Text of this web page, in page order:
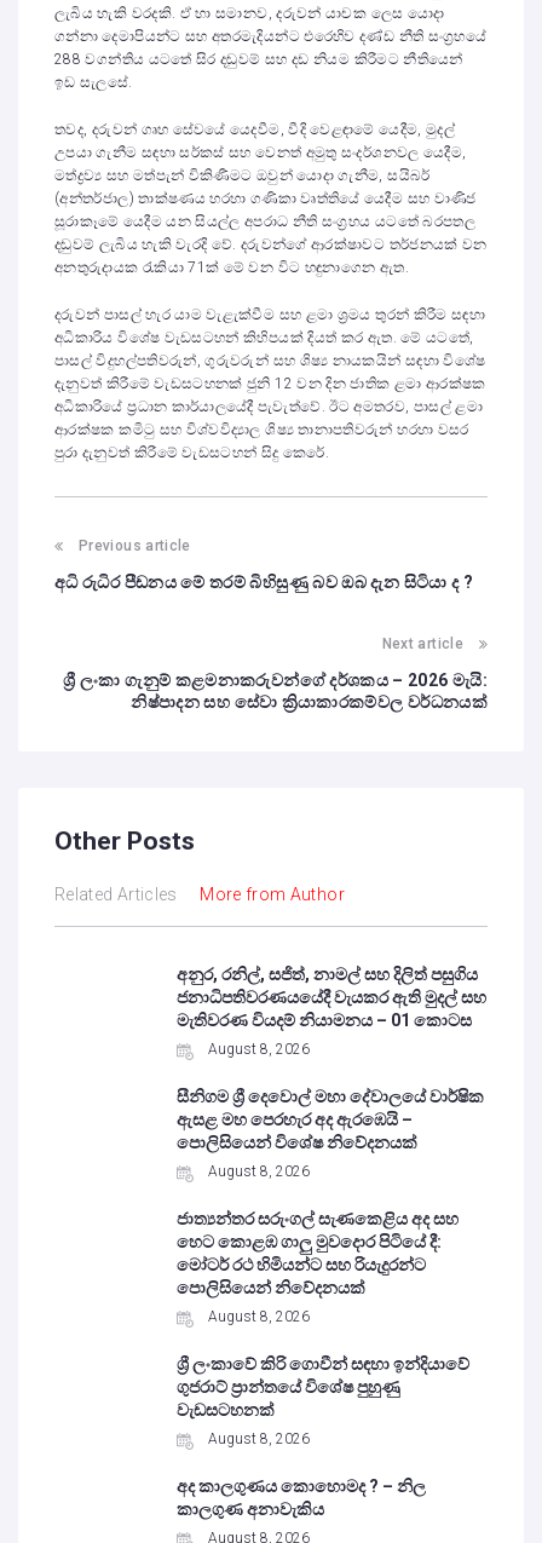
ලැබිය හැකි වරදකි. ඒ හා සමානව, දරුවන් යාචක ලෙස යොදා
ගන්නා දෙමාපියන්ට සහ අතරමැදියන්ට එරෙහිව දණ්ඩ නීති සංග්‍රහයේ
288 වගන්තිය යටතේ සිර දඬුවම් සහ දඩ නියම කිරීමට නීතියෙන්
ඉඩ සැලසේ.
තවද, දරුවන් ගෘහ සේවයේ යෙදවීම, වීදි වෙළඳාමේ යෙදීම, මුදල්
උපයා ගැනීම සඳහා සර්කස් සහ වෙනත් අමුතු සංදර්ශනවල යෙදීම,
මත්ද්‍රව්‍ය සහ මත්පැන් විකිණීමට ඔවුන් යොදා ගැනීම, සයිබර්
(අන්තර්ජාල) තාක්ෂණය හරහා ගණිකා වෘත්තියේ යෙදීම සහ වාණිජ
සූරාකෑමේ යෙදීම යන සියල්ල අපරාධ නීති සංග්‍රහය යටතේ බරපතල
දඬුවම් ලැබිය හැකි වැරදි වේ. දරුවන්ගේ ආරක්ෂාවට තර්ජනයක් වන
අනතුරුදායක රැකියා 71ක් මේ වන විට හඳුනාගෙන ඇත.
දරුවන් පාසල් හැර යාම වැළැක්වීම සහ ළමා ශ්‍රමය තුරන් කිරීම සඳහා
අධිකාරිය විශේෂ වැඩසටහන් කිහිපයක් දියත් කර ඇත. මේ යටතේ,
පාසල් විදුහල්පතිවරුන්, ගුරුවරුන් සහ ශිෂ්‍ය නායකයින් සඳහා විශේෂ
දැනුවත් කිරීමේ වැඩසටහනක් ජුනි 12 වන දින ජාතික ළමා ආරක්ෂක
අධිකාරියේ ප්‍රධාන කාර්යාලයේදී පැවැත්වේ. ඊට අමතරව, පාසල් ළමා
ආරක්ෂක කමිටු සහ විශ්වවිද්‍යාල ශිෂ්‍ය තානාපතිවරුන් හරහා වසර
පුරා දැනුවත් කිරීමේ වැඩසටහන් සිදු කෙරේ.
Previous article
අධි රුධිර පීඩනය මේ තරම් බිහිසුණු බව ඔබ දැන සිටියා ද ?
Next article
ශ්‍රී ලංකා ගැනුම් කළමනාකරුවන්ගේ දර්ශකය – 2026 මැයි:
නිෂ්පාදන සහ සේවා ක්‍රියාකාරකම්වල වර්ධනයක්
Other Posts
Related Articles More from Author
අනුර, රනිල්, සජිත්, නාමල් සහ දිලිත් පසුගිය
ජනාධිපතිවරණයයේදී වැයකර ඇති මුදල් සහ
මැතිවරණ වියදම් නියාමනය – 01 කොටස
August 8, 2026
සීනිගම ශ්‍රී දෙවොල් මහා දේවාලයේ වාර්ෂික
ඇසළ මහ පෙරහැර අද ඇරඹෙයි –
පොලිසියෙන් විශේෂ නිවේදනයක්
August 8, 2026
ජාත්‍යන්තර සරුංගල් සැණකෙළිය අද සහ
හෙට කොළඹ ගාලු මුවදොර පිටියේ දී:
මෝටර් රථ හිමියන්ට සහ රියැදුරන්ට
පොලිසියෙන් නිවේදනයක්
August 8, 2026
ශ්‍රී ලංකාවේ කිරි ගොවීන් සඳහා ඉන්දියාවේ
ගුජරාට් ප්‍රාන්තයේ විශේෂ පුහුණු
වැඩසටහනක්
August 8, 2026
අද කාලගුණය කොහොමද ? – නිල
කාලගුණ අනාවැකිය
August 8, 2026